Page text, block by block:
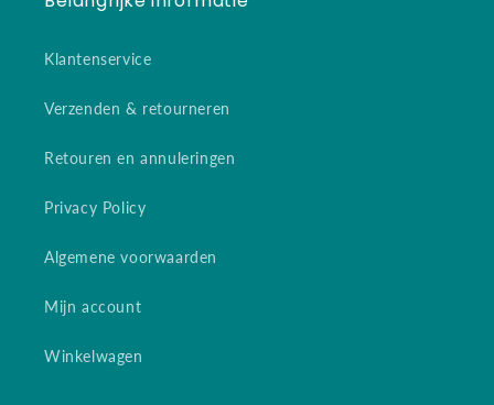
Klantenservice
Verzenden & retourneren
Retouren en annuleringen
Privacy Policy
Algemene voorwaarden
Mijn account
Winkelwagen